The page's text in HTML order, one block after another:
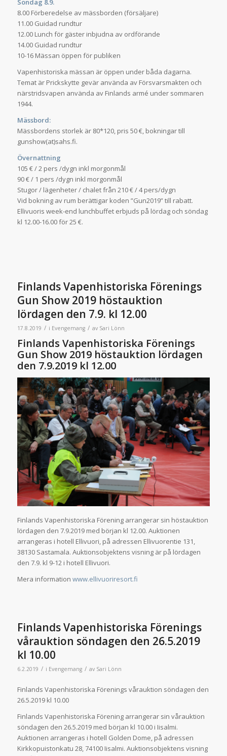
Söndag 8.9.
8.00 Förberedelse av mässborden (försäljare)
11.00 Guidad rundtur
12.00 Lunch för gäster inbjudna av ordförande
14.00 Guidad rundtur
10-16 Mässan öppen för publiken
Vapenhistoriska mässan är öppen under båda dagarna.
Temat är Prickskytte gevär använda av Försvarsmakten och
närstridsvapen använda av Finlands armé under sommaren
1944.
Mässbord:
Mässbordens storlek är 80*120, pris 50 €, bokningar till
gunshow(at)sahs.fi.
Övernattning
105 € / 2 pers /dygn inkl morgonmål
90 € / 1 pers /dygn inkl morgonmål
Stugor / lägenheter / chalet från 210 € / 4 pers/dygn
Vid bokning av rum berättigar koden ”Gun2019” till rabatt.
Ellivuoris week-end lunchbuffet erbjuds på lördag och söndag
kl 12.00-16.00 för 25 €.
Finlands Vapenhistoriska Förenings
Gun Show 2019 höstauktion
lördagen den 7.9. kl 12.00
17.8.2019 / i Evengemang / av Sari Lönn
Finlands Vapenhistoriska Förenings
Gun Show 2019 höstauktion lördagen
den 7.9.2019 kl 12.00
Finlands Vapenhistoriska Förening arrangerar sin höstauktion
lördagen den 7.9.2019 med början kl 12.00. Auktionen
arrangeras i hotell Ellivuori, på adressen Ellivuorentie 131,
38130 Sastamala. Auktionsobjektens visning är på lördagen
den 7.9. kl 9-12 i hotell Ellivuori.
Mera information www.ellivuoriresort.fi
Finlands Vapenhistoriska Förenings
vårauktion söndagen den 26.5.2019
kl 10.00
6.2.2019 / i Evengemang / av Sari Lönn
Finlands Vapenhistoriska Förenings vårauktion söndagen den
26.5.2019 kl 10.00
Finlands Vapenhistoriska Förening arrangerar sin vårauktion
söndagen den 26.5.2019 med början kl 10.00 i Iisalmi.
Auktionen arrangeras i hotell Golden Dome, på adressen
Kirkkopuistonkatu 28, 74100 Iisalmi. Auktionsobjektens visning